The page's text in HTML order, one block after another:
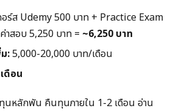
ร์ส Udemy 500 บาท + Practice Exam
าสอบ 5,250 บาท = ~6,250 บาท
:5,000-20,000 บาท/เดือน
ดือน
นหลักพัน คืนทุนภายใน 1-2 เดือน อ่าน